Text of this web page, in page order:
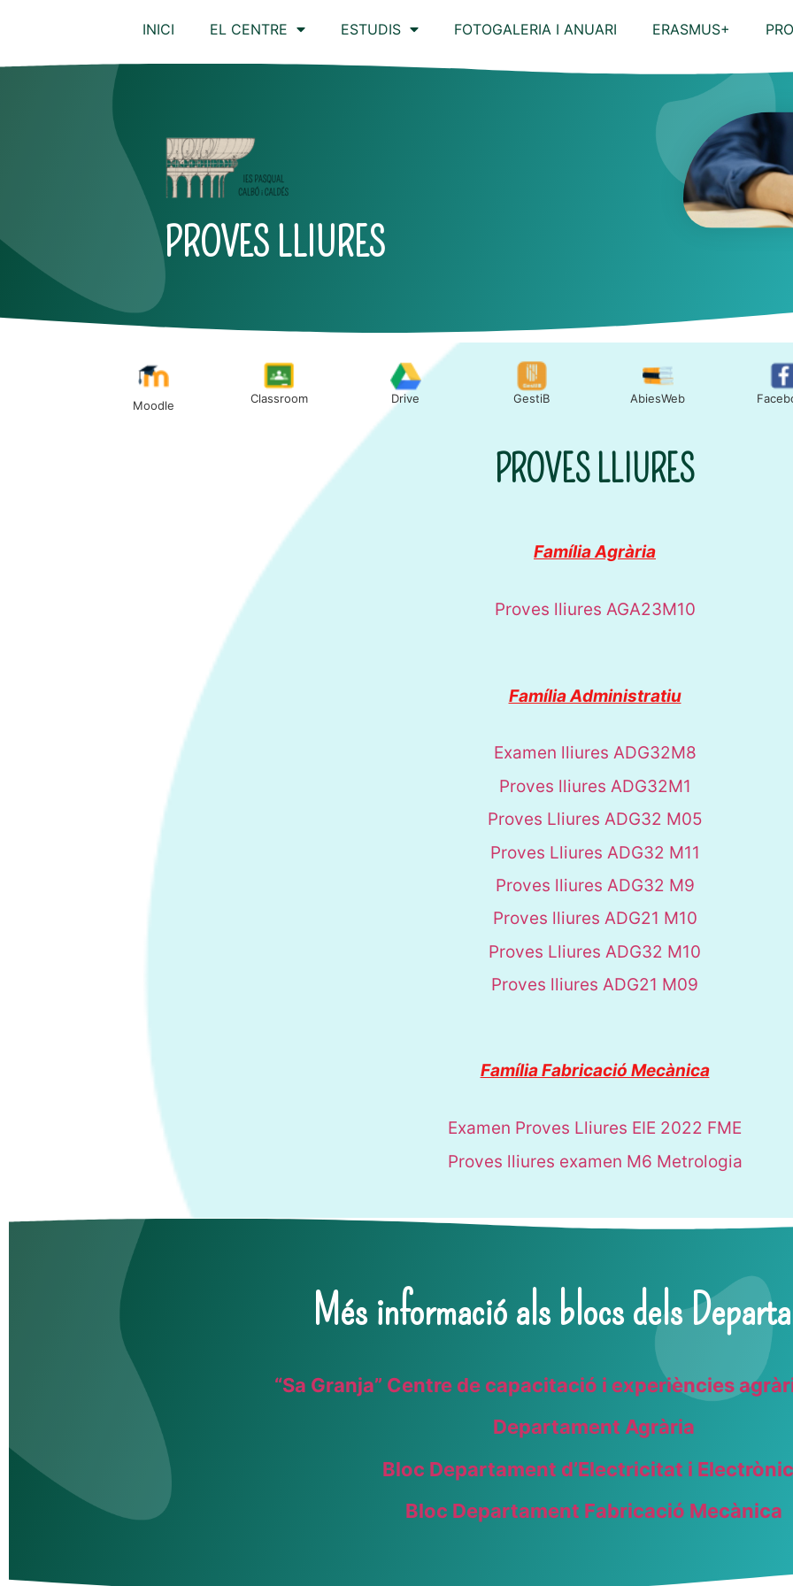
INICI EL CENTRE ESTUDIS FOTOGALERIA I ANUARI ERASMUS+
PROVES LLIURES
Moodle Classroom Drive GestiB AbiesWeb
PROVES LLIURES
Família Agrària
Proves lliures AGA23M10
Família Administratiu
Examen lliures ADG32M8
Proves lliures ADG32M1
Proves Lliures ADG32 M05
Proves Lliures ADG32 M11
Proves lliures ADG32 M9
Proves lliures ADG21 M10
Proves Lliures ADG32 M10
Proves lliures ADG21 M09
Família Fabricació Mecànica
Examen Proves Lliures EIE 2022 FME
Proves lliures examen M6 Metrologia
Més informació als blocs dels
“Sa Granja” Centre de capacitació i experiències
Departament Agrària
Bloc Departament d’Electricitat i
Bloc Departament Fabricació Mecànica